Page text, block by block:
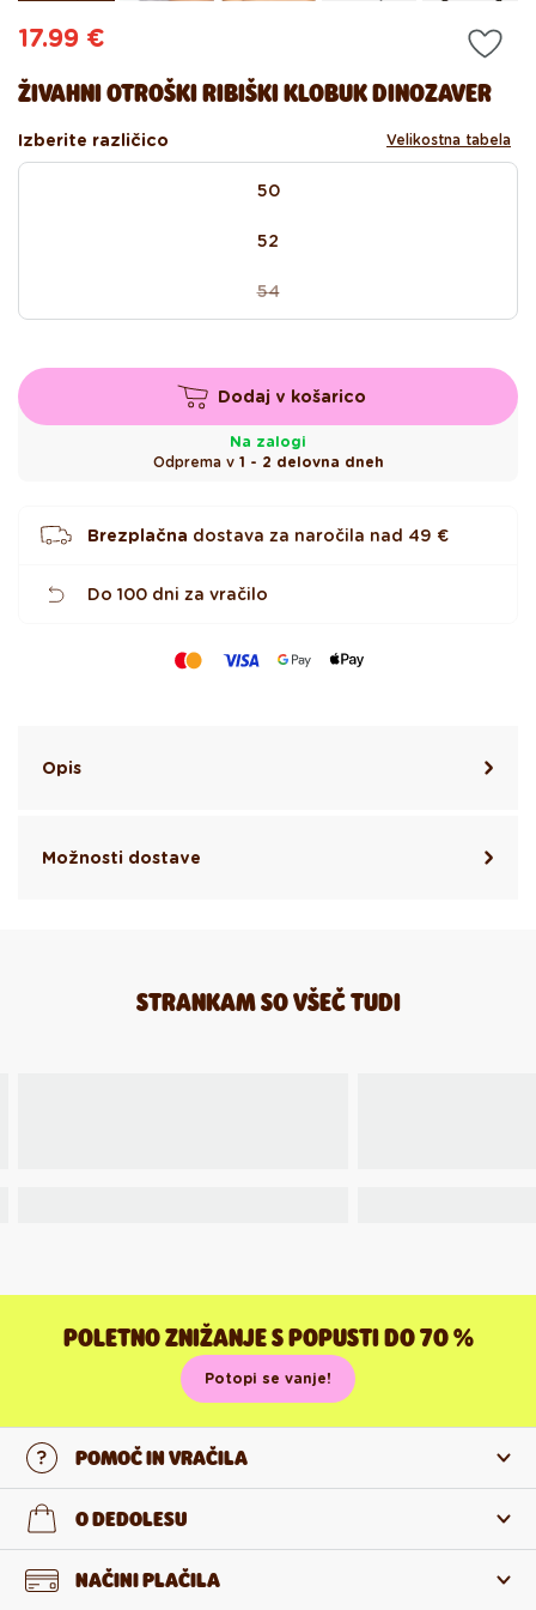
ŽIVAHNI OTROŠKI RIBIŠKI KLOBUK DINOZAVER
Redna
cena
17.99 €
Izberite različico
Velikostna tabela
50
52
54
Različica
je
ali
ni
voljo
Dodaj v košarico
Na zalogi
Odprema v 1 - 2 delovna dneh
Brezplačna dostava za naročila nad 49 €
Do 100 dni za vračilo
Opis
Možnosti dostave
STRANKAM SO VŠEČ TUDI
POLETNO ZNIŽANJE S POPUSTI DO 70 %
Potopi se vanje!
POMOČ IN VRAČILA
Stopi v stik z nami
O DEDOLESU
O nas NAČINI PLAČILA